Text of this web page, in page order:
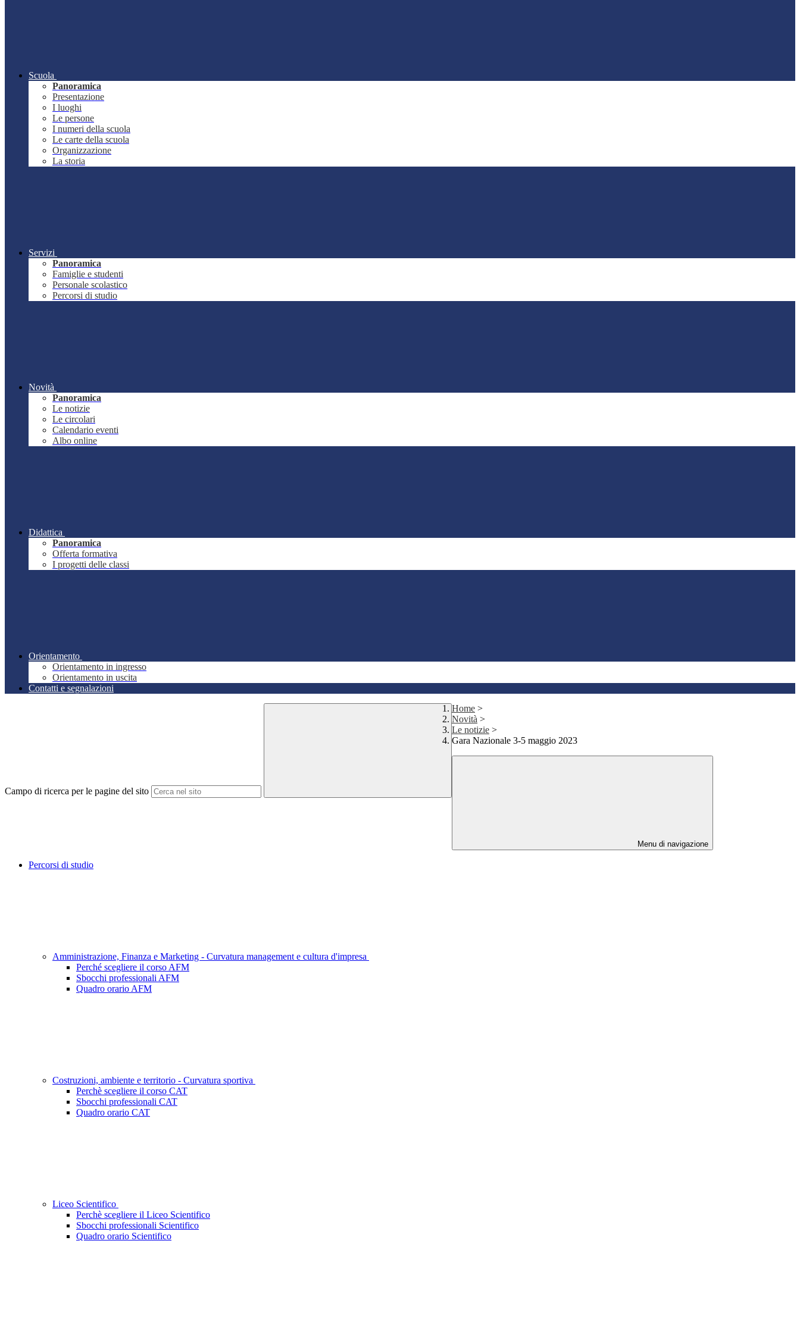
Scuola
Panoramica
Presentazione
I luoghi
Le persone
I numeri della scuola
Le carte della scuola
Organizzazione
La storia
Servizi
Panoramica
Famiglie e studenti
Personale scolastico
Percorsi di studio
Novità
Panoramica
Le notizie
Le circolari
Calendario eventi
Albo online
Didattica
Panoramica
Offerta formativa
I progetti delle classi
Orientamento
Orientamento in ingresso
Orientamento in uscita
Contatti e segnalazioni
Campo di ricerca per le pagine del sito
Home >
Novità >
Le notizie >
Gara Nazionale 3-5 maggio 2023
Menu di navigazione
Percorsi di studio
Amministrazione, Finanza e Marketing - Curvatura management e cultura d'impresa
Perché scegliere il corso AFM
Sbocchi professionali AFM
Quadro orario AFM
Costruzioni, ambiente e territorio - Curvatura sportiva
Perchè scegliere il corso CAT
Sbocchi professionali CAT
Quadro orario CAT
Liceo Scientifico
Perchè scegliere il Liceo Scientifico
Sbocchi professionali Scientifico
Quadro orario Scientifico